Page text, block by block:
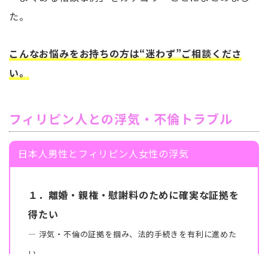
た。
こんなお悩みをお持ちの方は“迷わず”ご相談くださ
い。
フィリピン人との浮気・不倫トラブル
日本人男性とフィリピン人女性の浮気
１．離婚・親権・慰謝料のために確実な証拠を
得たい
― 浮気・不倫の証拠を掴み、法的手続きを有利に進めた